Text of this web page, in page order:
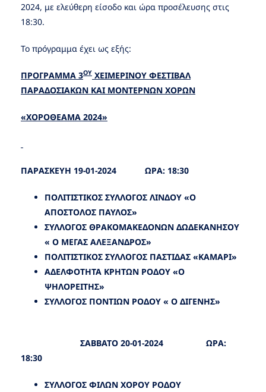
2024, με ελεύθερη είσοδο και ώρα προσέλευσης στις
18:30.
Το πρόγραμμα έχει ως εξής:
ΠΡΟΓΡΑΜΜΑ 3ΟΥ ΧΕΙΜΕΡΙΝΟΥ ΦΕΣΤΙΒΑΛ
ΠΑΡΑΔΟΣΙΑΚΩΝ ΚΑΙ ΜΟΝΤΕΡΝΩΝ ΧΟΡΩΝ
«ΧΟΡΟΘΕΑΜΑ 2024»
ΠΑΡΑΣΚΕΥΗ 19-01-2024 ΩΡΑ: 18:30
ΠΟΛΙΤΙΣΤΙΚΟΣ ΣΥΛΛΟΓΟΣ ΛΙΝΔΟΥ «Ο
ΑΠΟΣΤΟΛΟΣ ΠΑΥΛΟΣ»
ΣΥΛΛΟΓΟΣ ΘΡΑΚΟΜΑΚΕΔΟΝΩΝ ΔΩΔΕΚΑΝΗΣΟΥ
« Ο ΜΕΓΑΣ ΑΛΕΞΑΝΔΡΟΣ»
ΠΟΛΙΤΙΣΤΙΚΟΣ ΣΥΛΛΟΓΟΣ ΠΑΣΤΙΔΑΣ «ΚΑΜΑΡΙ»
ΑΔΕΛΦΟΤΗΤΑ ΚΡΗΤΩΝ ΡΟΔΟΥ «Ο
ΨΗΛΟΡΕΙΤΗΣ»
ΣΥΛΛΟΓΟΣ ΠΟΝΤΙΩΝ ΡΟΔΟΥ « Ο ΔΙΓΕΝΗΣ»
ΣΑΒΒΑΤΟ 20-01-2024 ΩΡΑ:
18:30
ΣΥΛΛΟΓΟΣ ΦΙΛΩΝ ΧΟΡΟΥ ΡΟΔΟΥ